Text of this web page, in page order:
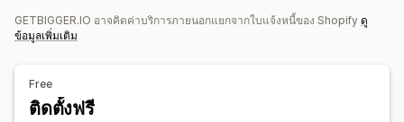
การจัดการการจัดส่ง
GETBIGGER.IO อาจคิดค่าบริการภายนอกแยกจากใบแจ้งหนี้ของ Shopify ดู
ข้อมูลเพิ่มเติม
Free
ติดตั้งฟรี